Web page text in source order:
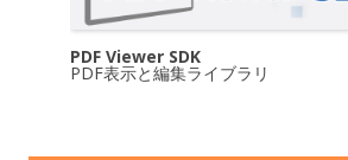
PDF Viewer SDK
PDF表示と編集ライブラリ